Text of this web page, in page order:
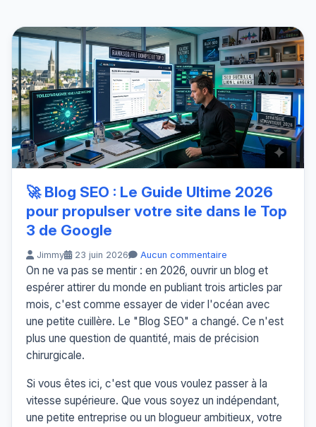
🚀 Blog SEO : Le Guide Ultime 2026
pour propulser votre site dans le Top
3 de Google
Jimmy 23 juin 2026 Aucun commentaire
On ne va pas se mentir : en 2026, ouvrir un blog et
espérer attirer du monde en publiant trois articles par
mois, c'est comme essayer de vider l'océan avec
une petite cuillère. Le "Blog SEO" a changé. Ce n'est
plus une question de quantité, mais de précision
chirurgicale.
Si vous êtes ici, c'est que vous voulez passer à la
vitesse supérieure. Que vous soyez un indépendant,
une petite entreprise ou un blogueur ambitieux, votre